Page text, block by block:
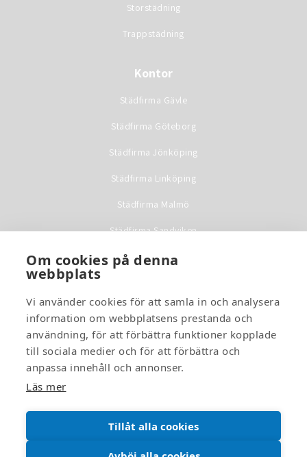
Om cookies på denna
webbplats
Vi använder cookies för att samla in och analysera
information om webbplatsens prestanda och
användning, för att förbättra funktioner kopplade
till sociala medier och för att förbättra och
anpassa innehåll och annonser.
Läs mer
Tillåt alla cookies
Storstädning
Trappstädning
Kontor
Städfirma Gävle
Städfirma Göteborg
Städfirma Jönköping
Städfirma Linköping
Städfirma Malmö
Städfirma Sandviken
Städfirma Stockholm
Städfirma Värnamo
Städfirma Västerås
Städfirma Östersund